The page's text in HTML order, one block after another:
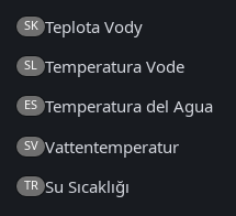
SK Teplota Vody
SL Temperatura Vode
ES Temperatura del Agua
SV Vattentemperatur
TR Su Sıcaklığı